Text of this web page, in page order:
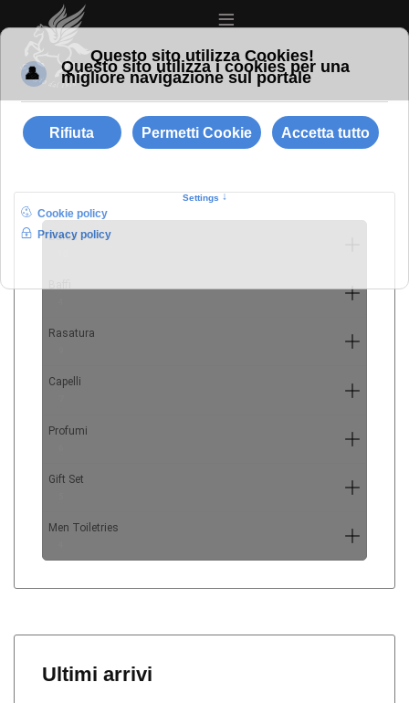
≡
Barba
Rasatura
Capelli
Profumi
Gift Set
Men Toiletries
Ultimi arrivi